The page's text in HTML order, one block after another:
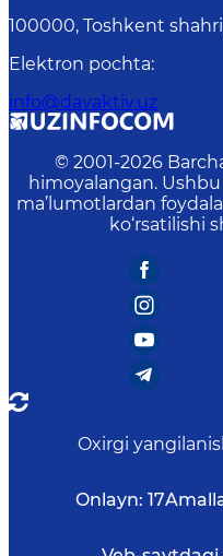
100000, Toshkent
Elektron pochta:
info@davaktiv.uz
© 2001-2026
himoyalangan.
ma’lumotlardan
ko‘rsatilishi
Oxirgi
Onlayn: 17